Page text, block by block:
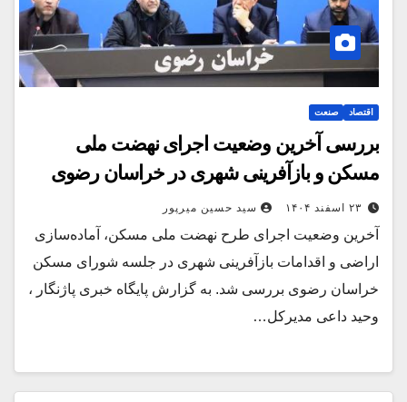
اقتصاد صنعت
بررسی آخرین وضعیت اجرای نهضت ملی
مسکن و بازآفرینی شهری در خراسان رضوی
۲۳ اسفند ۱۴۰۴ سید حسین میرپور
آخرین وضعیت اجرای طرح نهضت ملی مسکن، آماده‌سازی
اراضی و اقدامات بازآفرینی شهری در جلسه شورای مسکن
خراسان رضوی بررسی شد. به گزارش پایگاه خبری پاژنگار ،
وحید داعی مدیرکل…